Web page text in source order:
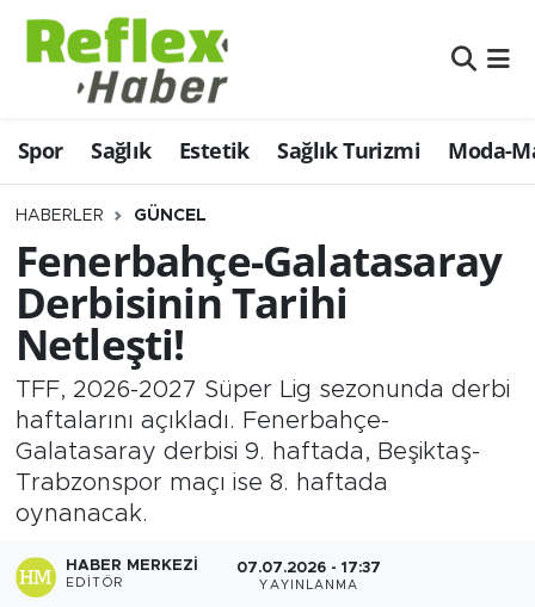
Spor Sağlık Estetik Sağlık Turizmi Moda-
HABERLER GÜNCEL
Fenerbahçe-Galatasaray
Derbisinin Tarihi
Netleşti!
TFF, 2026-2027 Süper Lig sezonunda derbi
haftalarını açıkladı. Fenerbahçe-
Galatasaray derbisi 9. haftada, Beşiktaş-
Trabzonspor maçı ise 8. haftada
oynanacak.
HABER MERKEZI
EDITÖR
07.07.2026 - 17:37
YAYINLANMA
Eğitim
Estetik
Firmalardan
Güncel
İş ve Ekonomi
Moda-Magazin-Eğlence
Sağlık
Sağlık Turizmi
Sanat
Nöbetçi Eczaneler
Hava Durumu
Namaz Vakitleri
Trafik Durumu
Şampiyonlar Ligi Puan Durumu ve Fikstür
Tüm Manşetler
Son Dakika Haberleri
Haber Arşivi